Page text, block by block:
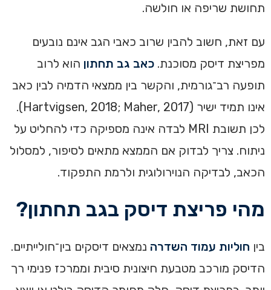
תחושת שריפה או חולשה.
עם זאת, חשוב להבין שרוב כאבי הגב אינם נובעים
מפריצת דיסק מסוכנת. כאב גב תחתון הוא לרוב
תופעה רב־גורמית, והקשר בין ממצאי הדמיה לבין כאב
אינו תמיד ישיר (Hartvigsen, 2018; Maher, 2017).
לכן תשובת MRI לבדה אינה מספיקה כדי להחליט על
ניתוח. צריך לבדוק אם הממצא מתאים לסיפור, למסלול
הכאב, לבדיקה הנוירולוגית ולרמת התפקוד.
מהי פריצת דיסק בגב תחתון?
בין חוליות עמוד השדרה נמצאים דיסקים בין־חולייתיים.
הדיסק מורכב מטבעת חיצונית סיבית וממרכז פנימי רך